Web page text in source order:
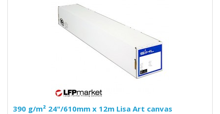
390 g/m² 24"/610mm x 12m Lisa Art canvas